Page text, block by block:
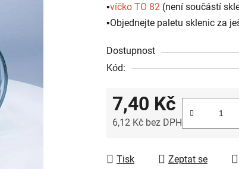
▪️víčko TO 82 (není součástí
▪️Objednejte paletu sklenic za
Dostupnost
Kód:
7,40 Kč
6,12 Kč bez DPH
Tisk Zeptat se